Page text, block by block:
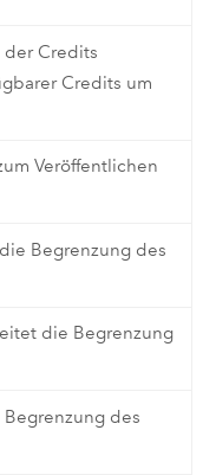
der Credits
Credits um
Veröffentlichen
Begrenzung des
die Begrenzung
des